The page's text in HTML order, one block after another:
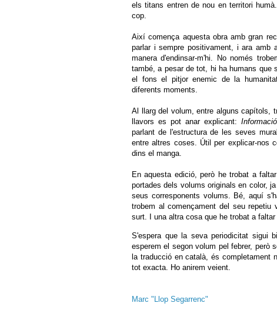
els titans entren de nou en territori
cop.
Així comença aquesta obra amb gran
parlar i sempre positivament, i ara amb
manera d'endinsar-m'hi. No només
també, a pesar de tot, hi ha humans que
el fons el pitjor enemic de la
diferents moments.
Al llarg del volum, entre alguns capítols,
llavors es pot anar explicant:
parlant de l'estructura de les seves
entre altres coses. Útil per explicar-nos
dins el manga.
En aquesta edició, però he trobat a
portades dels volums originals en color,
seus corresponents volums. Bé, aquí
trobem al començament del seu
surt. I una altra cosa que he trobat a
S'espera que la seva periodicitat sigui
esperem el segon volum pel febrer, però
la traducció en català, és completament
tot exacta. Ho anirem veient.
Marc "Llop Segarrenc"